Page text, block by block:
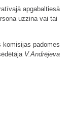
apgabaltiesā
uzzina vai tai
komisijas padomes
V.Andrējeva